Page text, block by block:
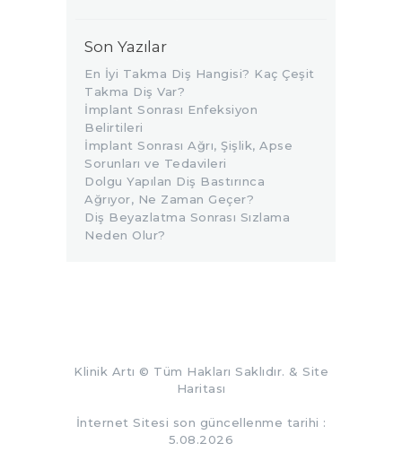
Son Yazılar
En İyi Takma Diş Hangisi? Kaç Çeşit
Takma Diş Var?
İmplant Sonrası Enfeksiyon
Belirtileri
İmplant Sonrası Ağrı, Şişlik, Apse
Sorunları ve Tedavileri
Dolgu Yapılan Diş Bastırınca
Ağrıyor, Ne Zaman Geçer?
Diş Beyazlatma Sonrası Sızlama
Neden Olur?
Klinik Artı © Tüm Hakları Saklıdır. & Site
Haritası
İnternet Sitesi son güncellenme tarihi :
5.08.2026